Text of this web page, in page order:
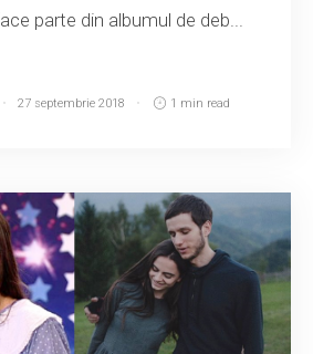
parte din albumul de deb...
27 septembrie 2018 1 min read